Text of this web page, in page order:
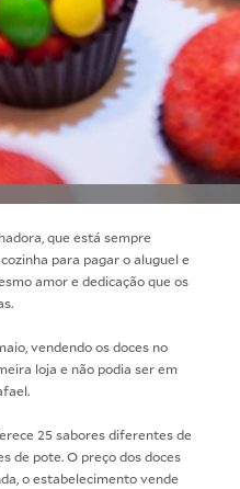
que está sempre
para pagar o aluguel e
amor e dedicação que os
vendendo os doces no
loja e não podia ser em
25 sabores diferentes de
de pote. O preço dos doces
o estabelecimento vende